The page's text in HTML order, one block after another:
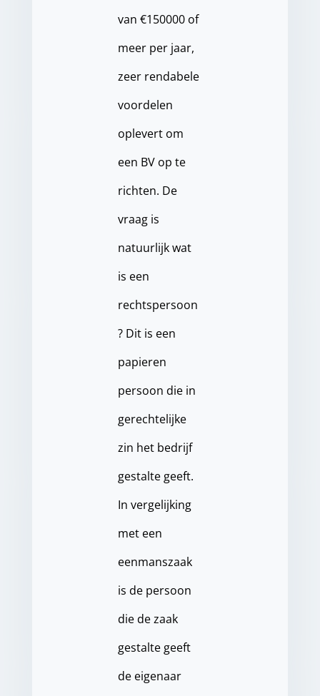
van €150000 of
meer per jaar,
zeer rendabele
voordelen
oplevert om
een BV op te
richten. De
vraag is
natuurlijk wat
is een
rechtspersoon
? Dit is een
papieren
persoon die in
gerechtelijke
zin het bedrijf
gestalte geeft.
In vergelijking
met een
eenmanszaak
is de persoon
die de zaak
gestalte geeft
de eigenaar